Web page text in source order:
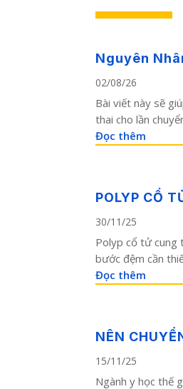
Nguyên
02/08/26
Bài viết này sẽ
thai cho lần
Đọc thêm
POLYP CỔ
30/11/25
Polyp cổ tử cung
bước đệm cần
Đọc thêm
NÊN
15/11/25
Ngành y học thế